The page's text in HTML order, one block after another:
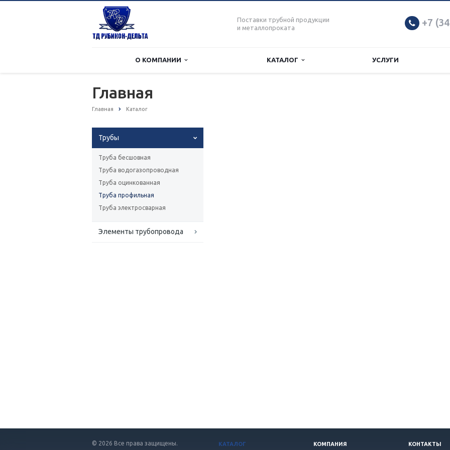
Поставки трубной продукции
и металлопроката
+7
О КОМПАНИИ КАТАЛОГ УСЛУГИ
Главная
Главная Каталог
Трубы
Труба бесшовная
Труба водогазопроводная
Труба оцинкованная
Труба профильная
Труба электросварная
Элементы трубопровода
© 2026 Все права защищены. КАТАЛОГ КОМПАНИЯ КОНТАКТЫ